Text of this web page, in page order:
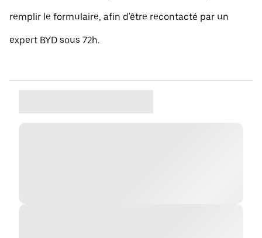
remplir le formulaire, afin d'être recontacté par un
expert BYD sous 72h.